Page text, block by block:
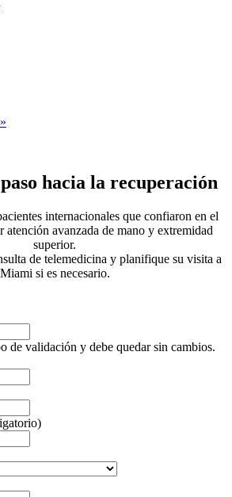
hacia la recuperación
internacionales que confiaron en el
atención avanzada de mano y extremidad
superior.
de telemedicina y planifique su visita a
Miami si es necesario.
de validación y debe quedar sin cambios.